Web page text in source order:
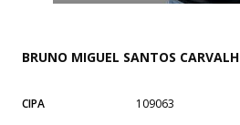
BRUNO MIGUEL SANTOS
CIPA
109063